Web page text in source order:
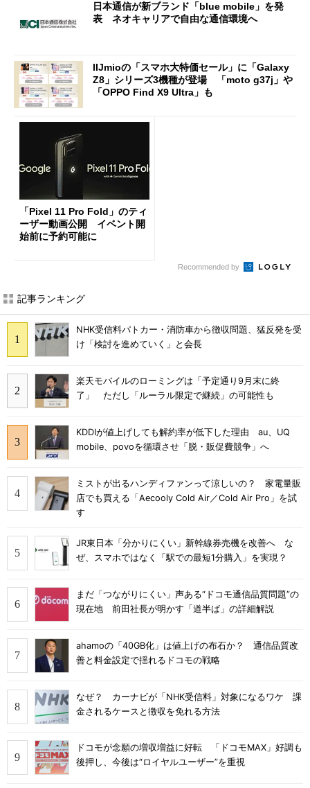
日本通信が新ブランド「blue mobile」を発
表 ネオキャリアで自由な通信環境へ
IIJmioの「スマホ大特価セール」に「Galaxy
Z8」シリーズ3機種が登場 「moto g37j」や
「OPPO Find X9 Ultra」も
「Pixel 11 Pro Fold」のティ
ーザー動画公開 イベント開
始前に予約可能に
Recommended by
記事ランキング
NHK受信料パトカー・消防車から徴収問題、猛反発を受
け「検討を進めていく」と会長
楽天モバイルのローミングは「予定通り9月末に終
了」 ただし「ルーラル限定で継続」の可能性も
KDDIが値上げしても解約率が低下した理由 au、UQ
mobile、povoを循環させ「脱・販促費競争」へ
ミストが出るハンディファンって涼しいの？ 家電量販
店でも買える「Aecooly Cold Air／Cold Air Pro」を試
す
JR東日本「分かりにくい」新幹線券売機を改善へ な
ぜ、スマホではなく「駅での最短1分購入」を実現？
まだ「つながりにくい」声ある“ドコモ通信品質問題”の
現在地 前田社長が明かす「道半ば」の詳細解説
ahamoの「40GB化」は値上げの布石か？ 通信品質改
善と料金設定で揺れるドコモの戦略
なぜ？ カーナビが「NHK受信料」対象になるワケ 課
金されるケースと徴収を免れる方法
ドコモが念願の増収増益に好転 「ドコモMAX」好調も
後押し、今後は“ロイヤルユーザー”を重視